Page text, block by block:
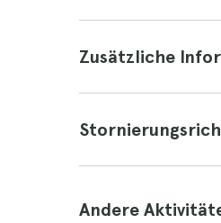
Zusätzliche
Andere